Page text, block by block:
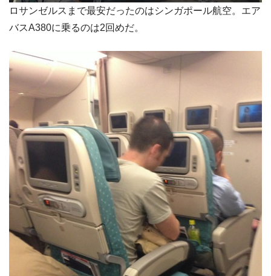
ロサンゼルスまで最安だったのはシンガポール航空。エア
バスA380に乗るのは2回めだ。